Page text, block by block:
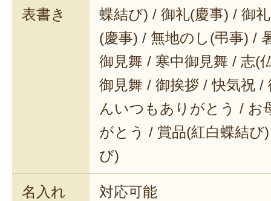
表書き
蝶結び) / 御礼(慶事) / 御
(慶事) / 無地のし(弔事) /
御見舞 / 寒中御見舞 / 志(
御見舞 / 御挨拶 / 快気祝 /
んいつもありがとう / お
がとう / 賞品(紅白蝶結び
び)
名入れ 対応可能